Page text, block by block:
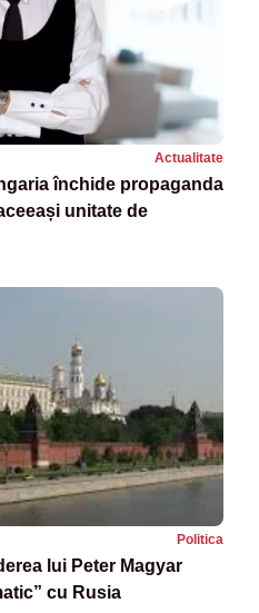
Actualitate
închide propaganda
unitate de
Politica
lui Peter Magyar
cu Rusia